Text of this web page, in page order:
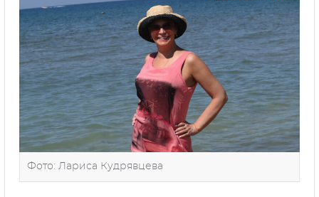
Фото: Лариса Кудрявцева